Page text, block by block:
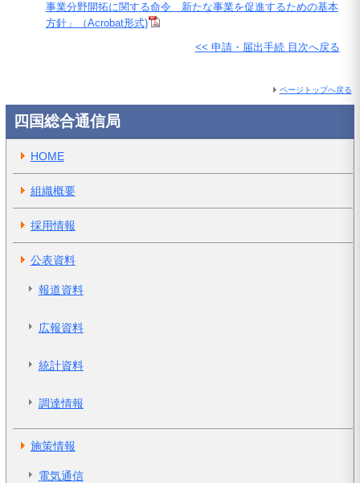
事業分野開拓に関する命令 新たな事業を促進するための基本
方針」（Acrobat形式)
<< 申請・届出手続 目次へ戻る
ページトップへ戻る
四国総合通信局
HOME
組織概要
採用情報
公表資料
報道資料
広報資料
統計資料
調達情報
施策情報
電気通信